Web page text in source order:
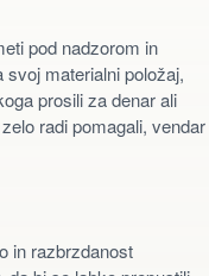
pod nadzorom in
materialni položaj,
prosili za denar ali
radi pomagali, vendar
in razbrzdanost